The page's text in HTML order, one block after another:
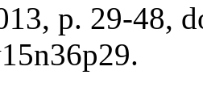
p. 29-48,